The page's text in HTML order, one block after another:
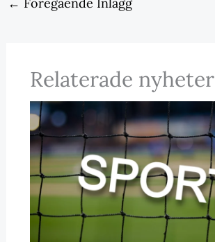
← Föregående Inlägg
Relaterade nyheter